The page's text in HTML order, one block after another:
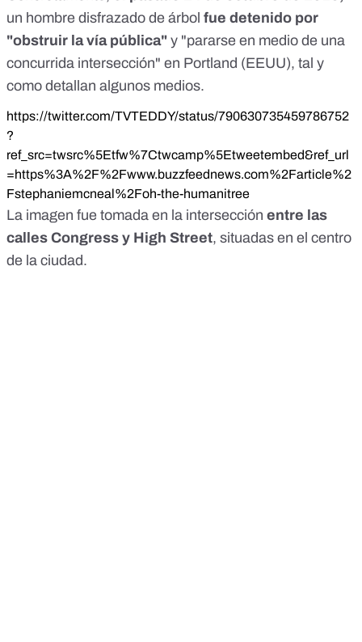
un hombre disfrazado de árbol fue detenido por
"obstruir la vía pública" y "pararse en medio de una
concurrida intersección" en Portland (EEUU), tal y
como detallan algunos medios.
https://twitter.com/TVTEDDY/status/790630735459786752
?
ref_src=twsrc%5Etfw%7Ctwcamp%5Etweetembed&ref_url
=https%3A%2F%2Fwww.buzzfeednews.com%2Farticle%2
Fstephaniemcneal%2Foh-the-humanitree
La imagen fue tomada en la intersección entre las
calles Congress y High Street, situadas en el centro
de la ciudad.